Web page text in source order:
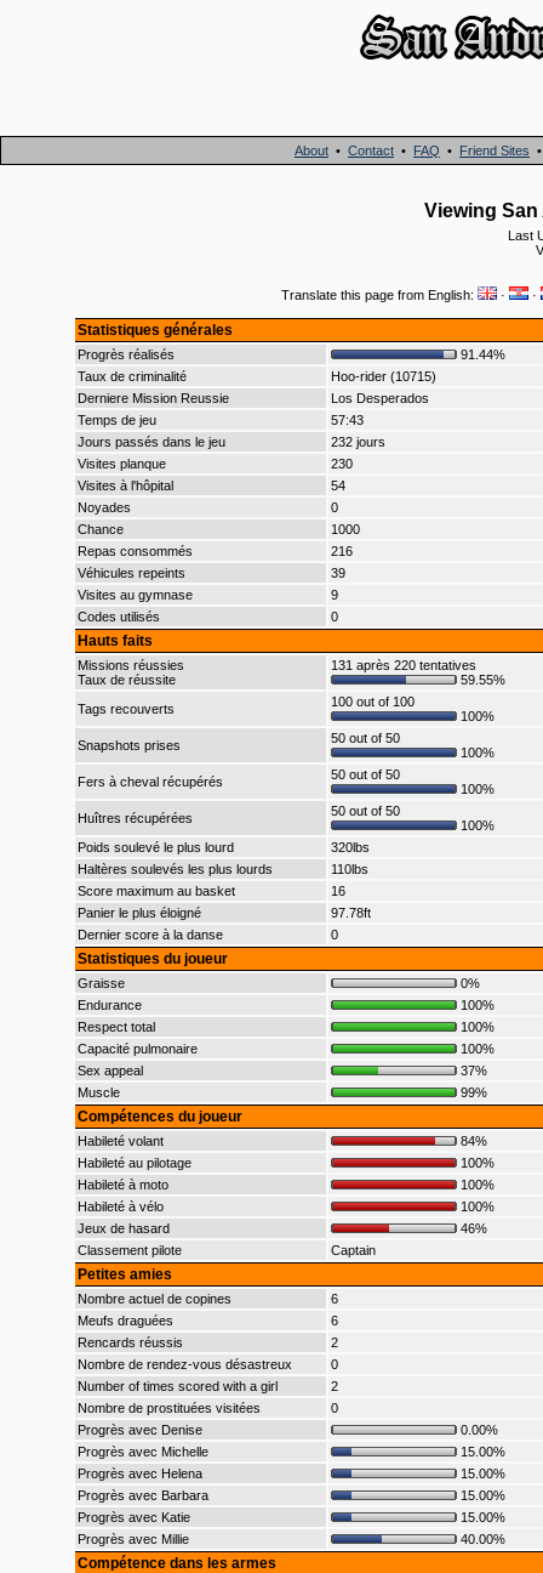
About • Contact • FAQ • Friend Sites
Viewing
Last
Translate this page from English: · ·
Statistiques générales
Progrès réalisés
91.44%
Taux de criminalité
Hoo-rider (10715)
Derniere Mission Reussie
Los Desperados
Temps de jeu
57:43
Jours passés dans le jeu
232 jours
Visites planque
230
Visites à l'hôpital
54
Noyades
0
Chance
1000
Repas consommés
216
Véhicules repeints
39
Visites au gymnase
9
Codes utilisés
0
Hauts faits
Missions réussies
Taux de réussite
131 après 220 tentatives
59.55%
Tags recouverts
100 out of 100
100%
Snapshots prises
50 out of 50
100%
Fers à cheval récupérés
50 out of 50
100%
Huîtres récupérées
50 out of 50
100%
Poids soulevé le plus lourd
320lbs
Haltères soulevés les plus lourds
110lbs
Score maximum au basket
16
Panier le plus éloigné
97.78ft
Dernier score à la danse
0
Statistiques du joueur
Graisse
0%
Endurance
100%
Respect total
100%
Capacité pulmonaire
100%
Sex appeal
37%
Muscle
99%
Compétences du joueur
Habileté volant
84%
Habileté au pilotage
100%
Habileté à moto
100%
Habileté à vélo
100%
Jeux de hasard
46%
Classement pilote
Captain
Petites amies
Nombre actuel de copines
6
Meufs draguées
6
Rencards réussis
2
Nombre de rendez-vous désastreux
0
Number of times scored with a girl
2
Nombre de prostituées visitées
0
Progrès avec Denise
0.00%
Progrès avec Michelle
15.00%
Progrès avec Helena
15.00%
Progrès avec Barbara
15.00%
Progrès avec Katie
15.00%
Progrès avec Millie
40.00%
Compétence dans les armes